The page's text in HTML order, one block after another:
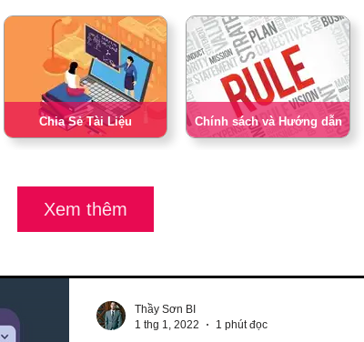
Chia Sẻ Tài Liệu Chính sách và Hướng dẫn
Xem thêm
Thầy Sơn BI
1 thg 1, 2022
1 phút đọc